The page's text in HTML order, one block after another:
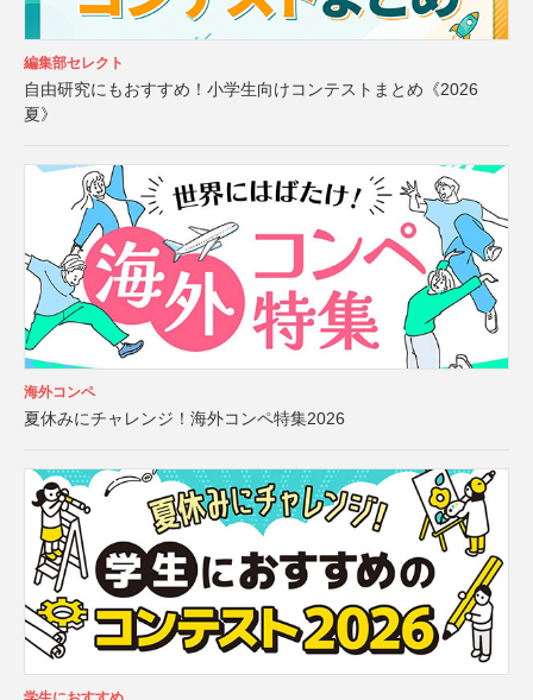
編集部セレクト
自由研究にもおすすめ！小学生向けコンテストまとめ《2026
夏》
海外コンペ
夏休みにチャレンジ！海外コンペ特集2026